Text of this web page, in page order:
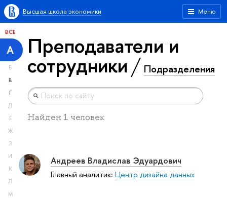
Меню
Высшая школа экономики
ВСЕ
А
Б
В
Г
Д
Е
Ж
З
И
К
Л
М
Преподаватели и
сотрудники Подразделения
Найден 1 человек
Андреев Владислав Эдуардович
Главный аналитик: Центр дизайна данных